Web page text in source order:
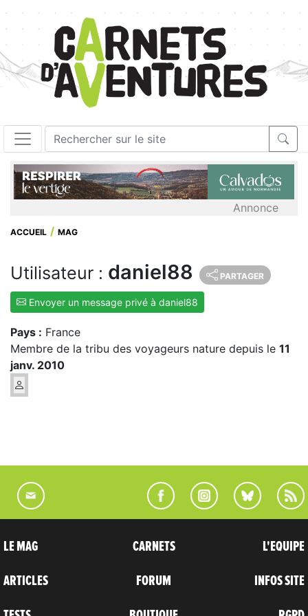
Annonce
ACCUEIL MAG
Utilisateur : daniel88 PARTAGER
Envoyer un message privé à daniel88
Pays : France
Membre de la tribu des voyageurs nature depuis le 11
janv. 2010
LE MAG
ARTICLES
CARNETS
FORUM
L'EQUIPE
INFOS SITE